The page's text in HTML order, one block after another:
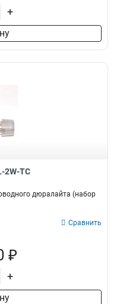
+
2W-TC
дюралайта (набор
Сравнить
₽
+